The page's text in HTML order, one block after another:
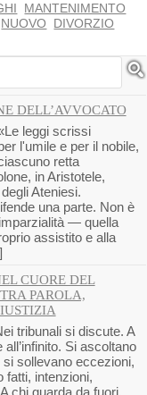
MANTENIMENTO
NUOVO
DIVORZIO
DELL’AVVOCATO
leggi scrissi
l'umile e per il nobile,
retta
in Aristotele,
Ateniesi.
una parte. Non è
— quella
assistito e alla
]
CUORE DEL
PAROLA,
tribunali si discute. A
all’infinito. Si ascoltano
sollevano eccezioni,
fatti, intenzioni,
chi guarda da fuori,